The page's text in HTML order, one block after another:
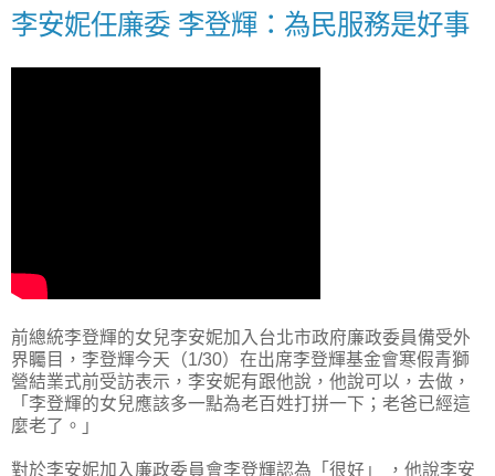
李安妮任廉委 李登輝：為民服務是好事
前總統李登輝的女兒李安妮加入台北市政府廉政委員備受外
界矚目，李登輝今天（1/30）在出席李登輝基金會寒假青獅
營結業式前受訪表示，李安妮有跟他說，他說可以，去做，
「李登輝的女兒應該多一點為老百姓打拼一下；老爸已經這
麼老了。」
對於李安妮加入廉政委員會李登輝認為「很好」 ，他說李安